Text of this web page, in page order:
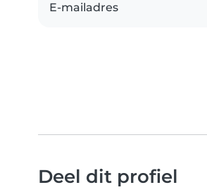
E-mailadres
Deel dit profiel